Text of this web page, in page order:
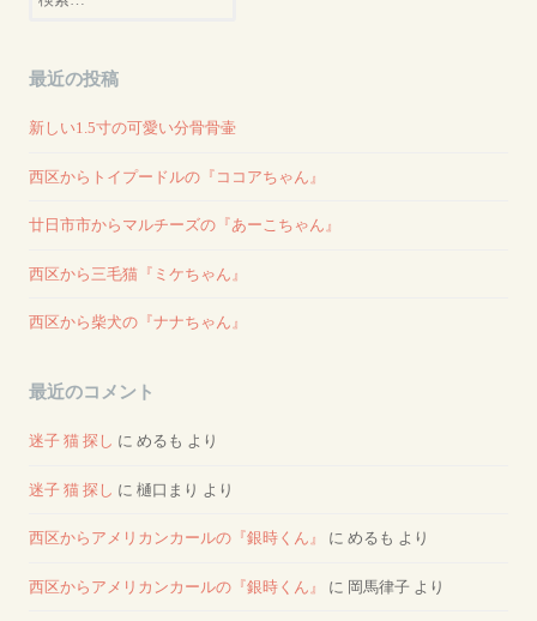
索:
最近の投稿
新しい1.5寸の可愛い分骨骨壷
西区からトイプードルの『ココアちゃん』
廿日市市からマルチーズの『あーこちゃん』
西区から三毛猫『ミケちゃん』
西区から柴犬の『ナナちゃん』
最近のコメント
迷子 猫 探し に めるも より
迷子 猫 探し に 樋口まり より
西区からアメリカンカールの『銀時くん』 に めるも より
西区からアメリカンカールの『銀時くん』 に 岡馬律子 より